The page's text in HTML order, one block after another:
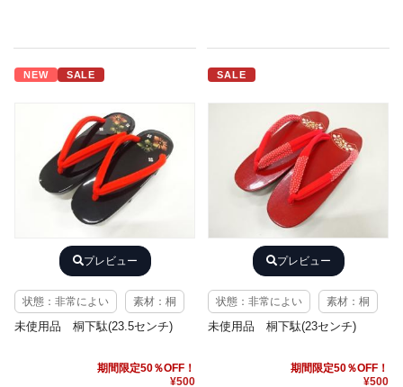
NEW SALE
プレビュー
状態：非常によい 素材：桐
未使用品 桐下駄(23.5センチ)
期間限定50％OFF！
¥500
SALE
プレビュー
状態：非常によい 素材：桐
未使用品 桐下駄(23センチ)
期間限定50％OFF！
¥500